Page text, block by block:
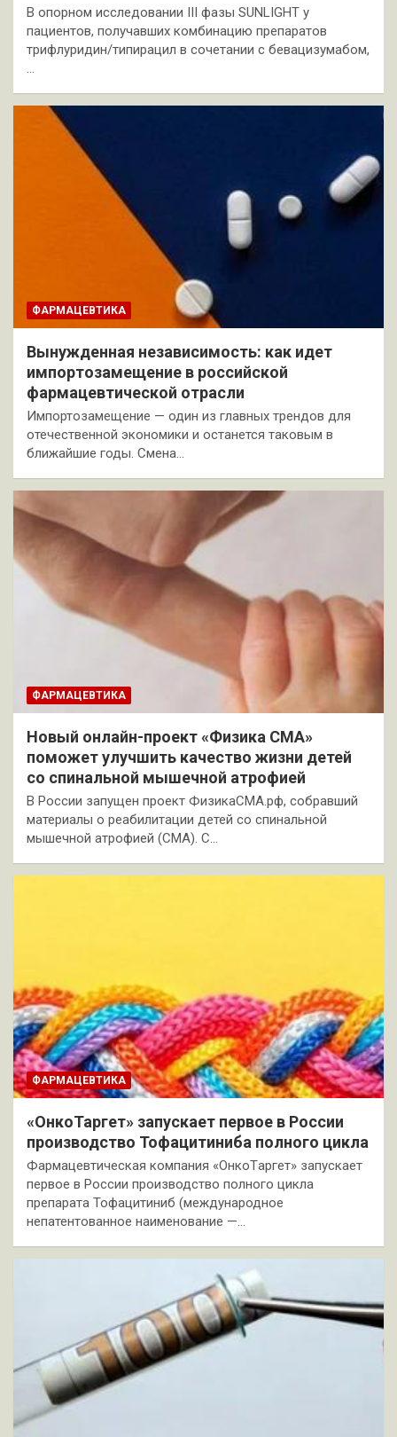
В опорном исследовании III фазы SUNLIGHT у
пациентов, получавших комбинацию препаратов
трифлуридин/типирацил в сочетании с бевацизумабом,
…
ФАРМАЦЕВТИКА
Вынужденная независимость: как идет
импортозамещение в российской
фармацевтической отрасли
Импортозамещение — один из главных трендов для
отечественной экономики и останется таковым в
ближайшие годы. Смена…
ФАРМАЦЕВТИКА
Новый онлайн-проект «Физика СМА»
поможет улучшить качество жизни детей
со спинальной мышечной атрофией
В России запущен проект ФизикаСМА.рф, собравший
материалы о реабилитации детей со спинальной
мышечной атрофией (СМА). С…
ФАРМАЦЕВТИКА
«ОнкоТаргет» запускает первое в России
производство Тофацитиниба полного цикла
Фармацевтическая компания «ОнкоTаргет» запускает
первое в России производство полного цикла
препарата Тофацитиниб (международное
непатентованное наименование —…